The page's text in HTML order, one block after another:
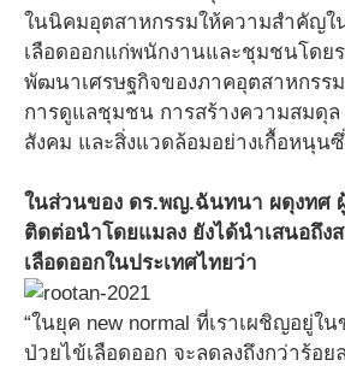
ในนิคมอุตสาหกรรมให้ความสำคัญใ
เลือดออกแก่พนักงานและชุมชนโดย
พัฒนาเศรษฐกิจของภาคอุตสาหกรร
การดูแลชุมชน การสร้างความสมดุล
สังคม และสิ่งแวดล้อมอย่างเกื้อหนุน
ในส่วนของ ดร.พญ.ฉันทนา ผดุงทศ
ติดต่อนำโดยแมลง ยังได้นำเสนอถึง
เลือดออกในประเทศไทยว่า
“ในยุค new normal ที่เราเผชิญอยู่
ป่วยไข้เลือดออก จะลดลงถึงกว่าร้อย